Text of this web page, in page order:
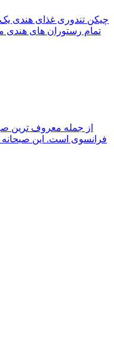
چیکن تندوری غذای هندی
تمام رستوران های هندی
از جمله معروف ترین
فرانسوی است. این